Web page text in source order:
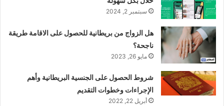
سبتمبر 2, 2024
هل الزواج من بريطانية للحصول على الاقامة طريقة
ناجحة؟
مايو 26, 2023
شروط الحصول على الجنسية البريطانية وأهم
الإجراءات وخطوات التقديم
أبريل 22, 2022